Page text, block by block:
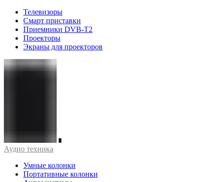
Телевизоры
Смарт приставки
Приемники DVB-T2
Проекторы
Экраны для проекторов
Аудио техника
Умные колонки
Портативные колонки